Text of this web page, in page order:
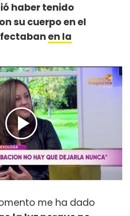
haber tenido
su cuerpo en el
en la
me ha dado